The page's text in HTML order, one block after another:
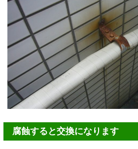
腐蝕すると交換になります